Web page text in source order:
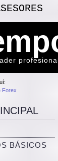
Forex
BÁSICOS